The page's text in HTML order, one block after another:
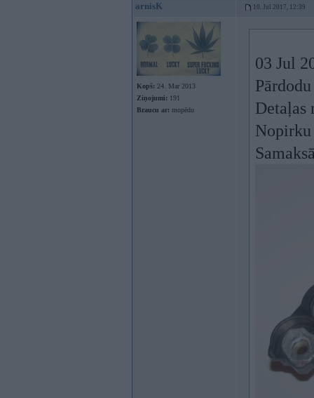
arnisK 10. Jul 2017, 12:39
Kopš: 24. Mar 2013
Ziņojumi: 191
Braucu ar: mopēdu
03 Jul
Detaļas
Nopirku